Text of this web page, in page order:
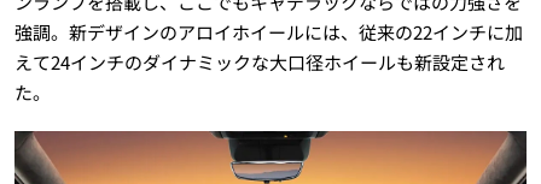
強調。新デザインのアロイホイールには、従来の22インチに加
えて24インチのダイナミックな大口径ホイールも新設定され
た。